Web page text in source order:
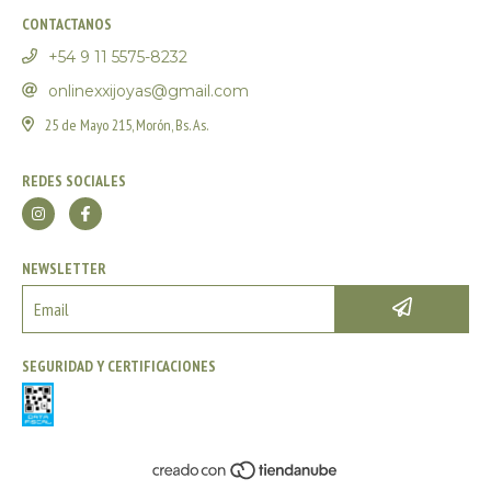
CONTACTANOS
+54 9 11 5575-8232
onlinexxijoyas@gmail.com
25 de Mayo 215, Morón, Bs. As.
REDES SOCIALES
NEWSLETTER
SEGURIDAD Y CERTIFICACIONES